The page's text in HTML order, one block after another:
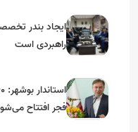
ایجاد بندر
راهبردی است
فجر افتتاح